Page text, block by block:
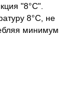
"8°C".
8°C, не
минимум